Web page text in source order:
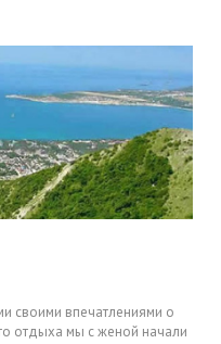
своими впечатлениями о
отдыха мы с женой начали